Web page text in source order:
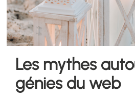
Les mythes
génies du web